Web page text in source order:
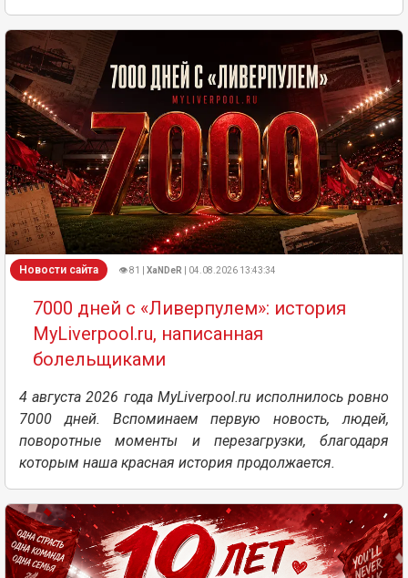
Новости сайта 👁 81 | XaNDeR | 04.08.2026 13:43:34
7000 дней с «Ливерпулем»: история
MyLiverpool.ru, написанная
болельщиками
4 августа 2026 года MyLiverpool.ru исполнилось ровно
7000 дней. Вспоминаем первую новость, людей,
поворотные моменты и перезагрузки, благодаря
которым наша красная история продолжается.